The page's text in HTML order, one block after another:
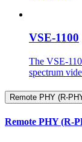
VSE-1100
The VSE-
spectrum
Remote PHY (R-
Remote PHY (R-